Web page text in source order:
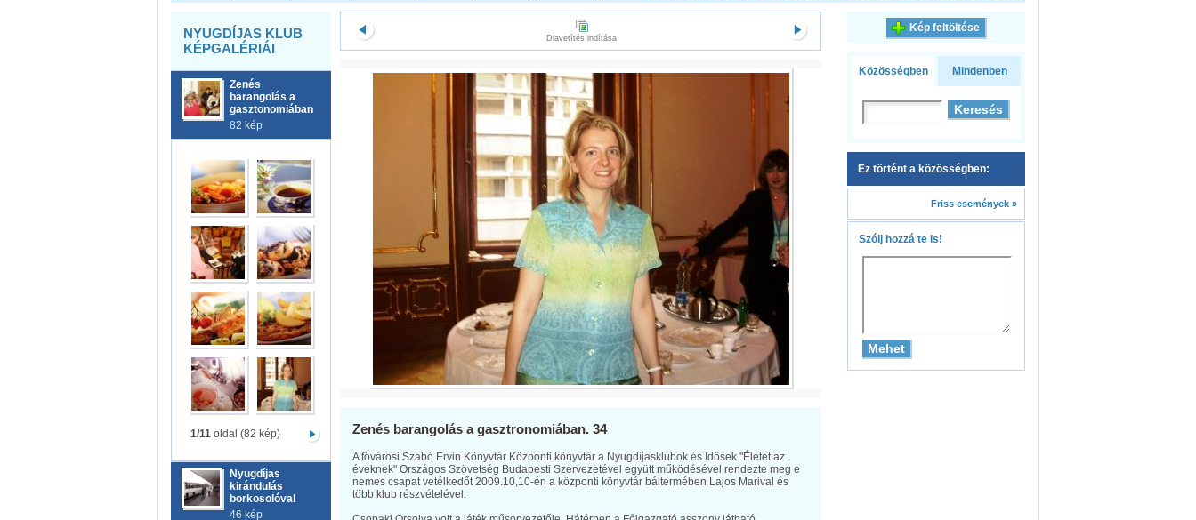
NYUGDÍJAS KLUB
KÉPGALÉRIÁI
Zenés
barangolás a
gasztonomiában
82 kép
1/11oldal (82 kép)
Nyugdíjas
kirándulás
borkosolóval
46 kép
Diavetítés indítása
Zenés barangolás a gasztronomiában. 34
A fővárosi Szabó Ervin Könyvtár Központi könyvtár a Nyugdíjasklubok és Idősek "Életet az
éveknek" Országos Szövetség Budapesti Szervezetével együtt működésével rendezte meg e
nemes csapat vetélkedőt 2009.10,10-én a központi könyvtár báltermében Lajos Marival és
több klub részvételével.
Kép feltöltése
Közösségben Mindenben
Ez történt a közösségben:
Friss események »
Szólj hozzá te is!